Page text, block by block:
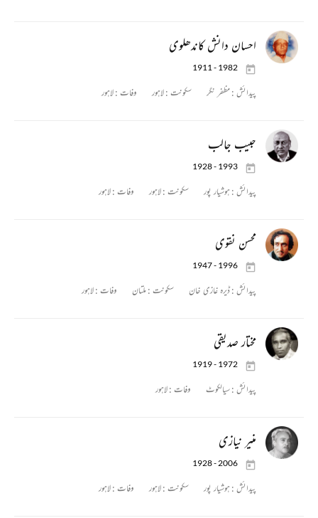
احسان دانش کاندھلوی
1911 - 1982
پیدائش :مظفر نگر سکونت :لاہور وفات :لاہور
حبیب جالب
1928 - 1993
پیدائش :ہوشیار پور سکونت :لاہور وفات :لاہور
محسن نقوی
1947 - 1996
پیدائش :ڈیرہ غازی خان سکونت :ملتان وفات :لاہور
مختار صدیقی
1919 - 1972
پیدائش :سیالکوٹ وفات :لاہور
منیر نیازی
1928 - 2006
پیدائش :ہوشیار پور سکونت :لاہور وفات :لاہور